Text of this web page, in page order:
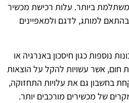
ביותר. עלות רכישת מכשיר
למותג, לדגם ולמאפיינים
נוספות כגון חיסכון באנרגיה או
חום, אשר עשויות להקל על הוצאות
בחשבון גם את עלויות התחזוקה,
של מכשירים מורכבים יותר.